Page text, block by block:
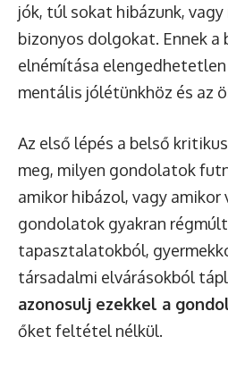
jók, túl sokat hibázunk,
bizonyos dolgokat. Ennek a
elnémítása
mentális jólétünkhöz és az
Az első lépés a belső
meg, milyen gondolatok
amikor hibázol, vagy amikor
gondolatok gyakran
tapasztalatokból,
társadalmi elvárásokból
azonosulj ezekkel a
őket feltétel nélkül.